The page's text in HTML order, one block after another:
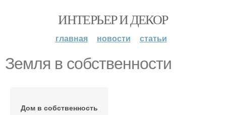
ИНТЕРЬЕР И ДЕКОР
главная новости статьи
Земля в собственности
Дом в собственность